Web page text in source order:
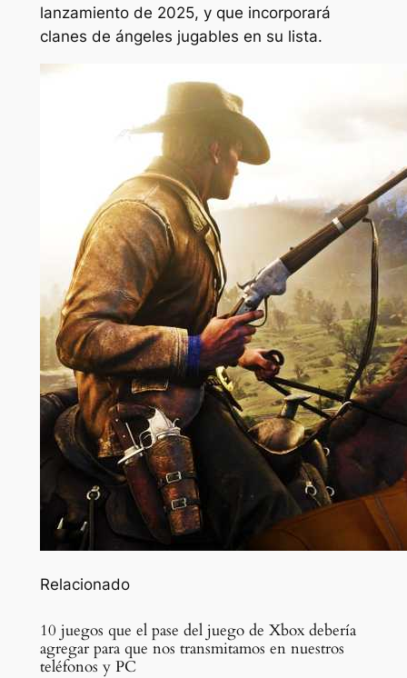
lanzamiento de 2025, y que incorporará
clanes de ángeles jugables en su lista.
Relacionado
10 juegos que el pase del juego de Xbox debería
agregar para que nos transmitamos en nuestros
teléfonos y PC